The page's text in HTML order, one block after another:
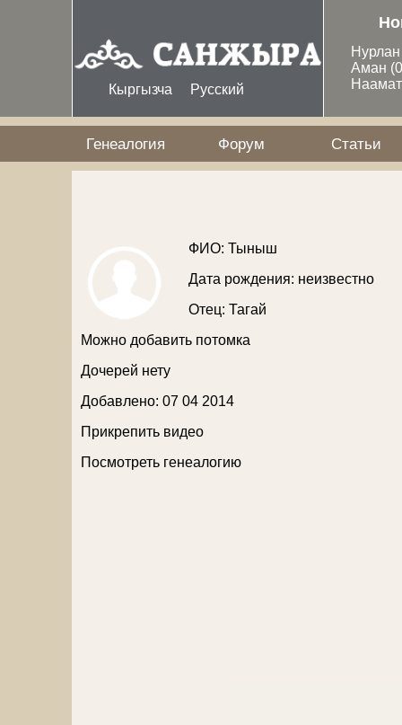
Кыргызча Русский
Аман
Генеалогия Форум Статьи
ФИО: Тыныш
Дата рождения: неизвестно
Отец: Тагай
Можно добавить потомка
Дочерей нету
Добавлено: 07 04 2014
Прикрепить видео
Посмотреть генеалогию